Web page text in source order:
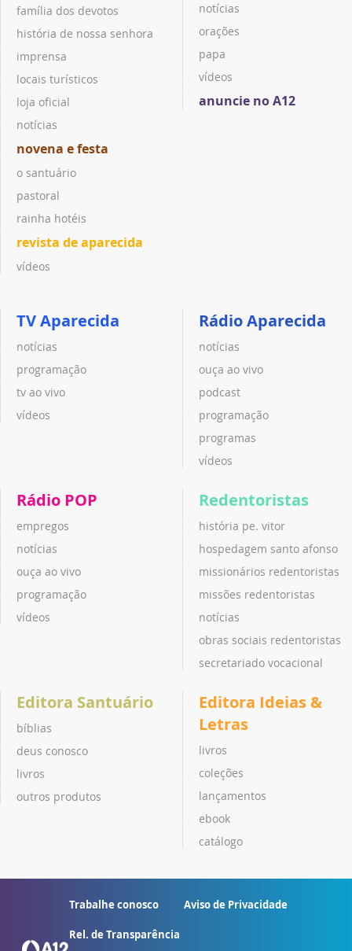
família dos devotos
história de nossa senhora
imprensa
locais turísticos
loja oficial
notícias
novena e festa
o santuário
pastoral
rainha hotéis
revista de aparecida
vídeos
notícias
orações
papa
vídeos
anuncie no A12
TV Aparecida
notícias
programação
tv ao vivo
vídeos
Rádio Aparecida
notícias
ouça ao vivo
podcast
programação
programas
vídeos
Rádio POP
empregos
notícias
ouça ao vivo
programação
vídeos
Redentoristas
história pe. vitor
hospedagem santo afonso
missionários redentoristas
missões redentoristas
notícias
obras sociais redentoristas
secretariado vocacional
Editora Santuário
bíblias
deus conosco
livros
outros produtos
Editora Ideias &
Letras
livros
coleções
lançamentos
ebook
catálogo
Trabalhe conosco Aviso de Privacidade
Rel. de Transparência